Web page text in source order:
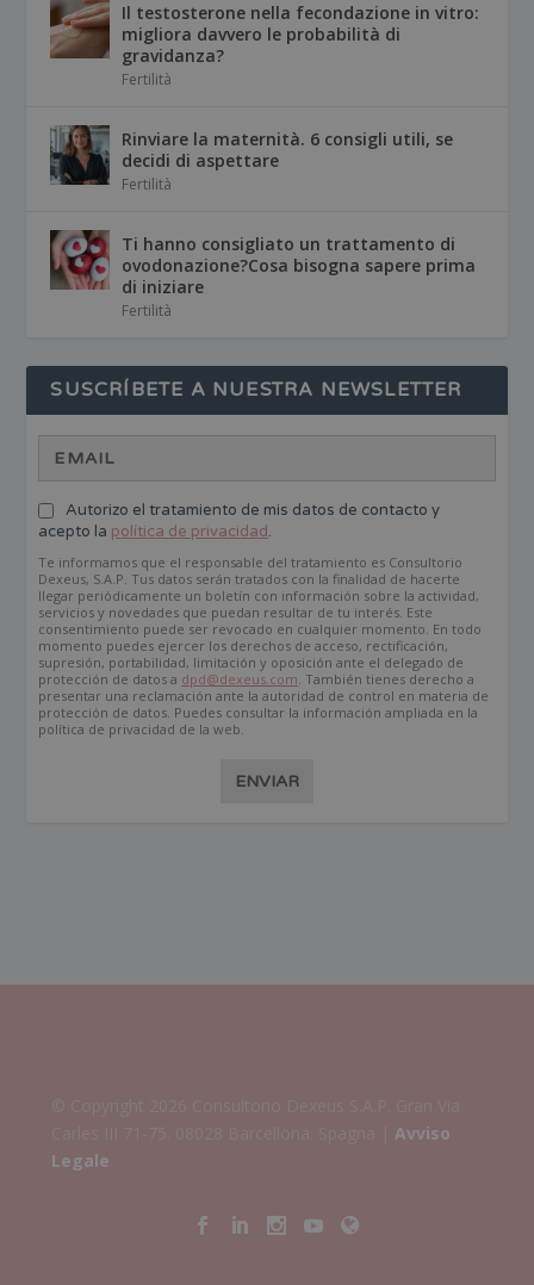
Il testosterone nella fecondazione in vitro:
migliora davvero le probabilità di
gravidanza?
Fertilità
Rinviare la maternità. 6 consigli utili, se
decidi di aspettare
Fertilità
Ti hanno consigliato un trattamento di
ovodonazione?Cosa bisogna sapere prima
di iniziare
Fertilità
SUSCRÍBETE A NUESTRA NEWSLETTER
Autorizo el tratamiento de mis datos de contacto y
acepto la política de privacidad.
Te informamos que el responsable del tratamiento es Consultorio
Dexeus, S.A.P. Tus datos serán tratados con la finalidad de hacerte
llegar periódicamente un boletín con información sobre la actividad,
servicios y novedades que puedan resultar de tu interés. Este
consentimiento puede ser revocado en cualquier momento. En todo
momento puedes ejercer los derechos de acceso, rectificación,
supresión, portabilidad, limitación y oposición ante el delegado de
protección de datos a dpd@dexeus.com. También tienes derecho a
presentar una reclamación ante la autoridad de control en materia de
protección de datos. Puedes consultar la información ampliada en la
política de privacidad de la web.
ENVIAR
Avviso
Legale